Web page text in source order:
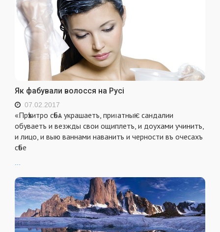
Як фабували волосся на Русі
07.02.2017
«Прѣхитро сѣбѧ украшаетъ, приıатныѥ сандалии
обуваетъ и везжды свои ощиплетъ, и доухами учинитъ,
и лицо, и выю ваннами наванитъ и черности въ очесахъ
сѣбе
...